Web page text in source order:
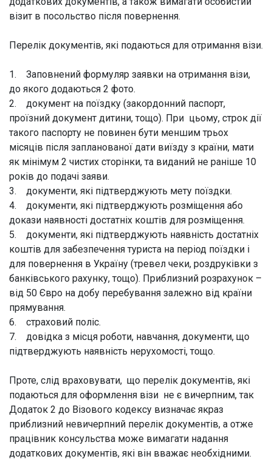
візит в посольство після повернення.
Перелік документів, які подаються для отримання візи.
1. Заповнений формуляр заявки на отримання візи,
до якого додаються 2 фото.
2. документ на поїздку (закордонний паспорт,
проїзний документ дитини, тощо). При цьому, строк дії
такого паспорту не повинен бути меншим трьох
місяців після запланованої дати виїзду з країни, мати
як мінімум 2 чистих сторінки, та виданий не раніше 10
років до подачі заяви.
3. документи, які підтверджують мету поїздки.
4. документи, які підтверджують розміщення або
докази наявності достатніх коштів для розміщення.
5. документи, які підтверджують наявність достатніх
коштів для забезпечення туриста на період поїздки і
для повернення в Україну (тревел чеки, роздруківки з
банківського рахунку, тощо). Приблизний розрахунок –
від 50 Євро на добу перебування залежно від країни
прямування.
6. страховий поліс.
7. довідка з місця роботи, навчання, документи, що
підтверджують наявність нерухомості, тощо.
Проте, слід враховувати, що перелік документів, які
подаються для оформлення візи не є вичерпним, так
Додаток 2 до Візового кодексу визначає якраз
приблизний невичерпний перелік документів, а отже
працівник консульства може вимагати надання
додаткових документів, які він вважає необхідними.